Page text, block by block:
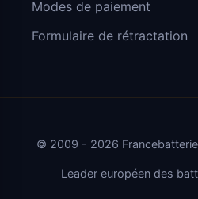
Modes de paiement
Formulaire de rétractation
© 2009 - 2026
Leader européen des